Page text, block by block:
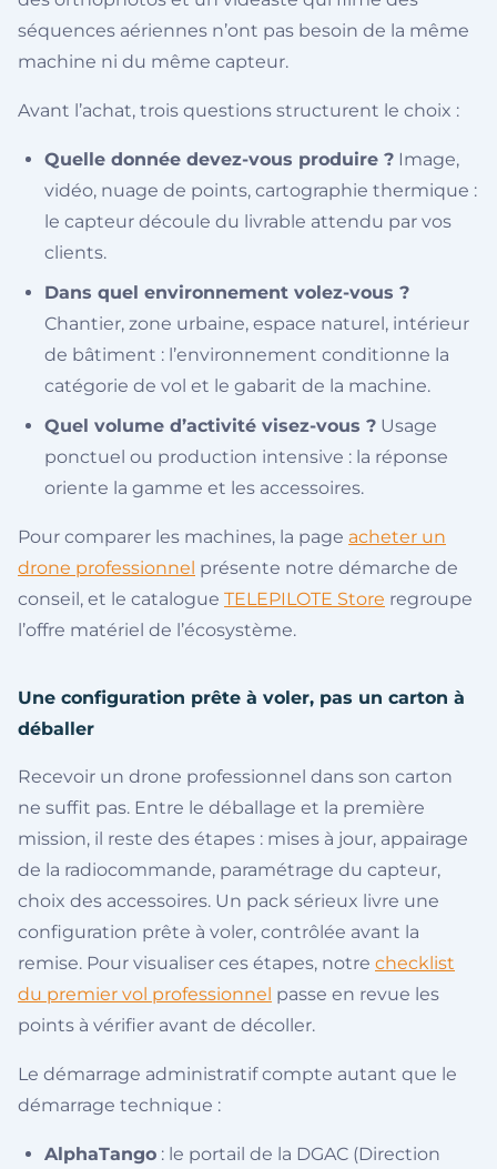
séquences aériennes n’ont pas besoin de la même
machine ni du même capteur.
Avant l’achat, trois questions structurent le choix :
Quelle donnée devez-vous produire ? Image,
vidéo, nuage de points, cartographie thermique :
le capteur découle du livrable attendu par vos
clients.
Dans quel environnement volez-vous ?
Chantier, zone urbaine, espace naturel, intérieur
de bâtiment : l’environnement conditionne la
catégorie de vol et le gabarit de la machine.
Quel volume d’activité visez-vous ? Usage
ponctuel ou production intensive : la réponse
oriente la gamme et les accessoires.
Pour comparer les machines, la page acheter un
drone professionnel présente notre démarche de
conseil, et le catalogue TELEPILOTE Store regroupe
l’offre matériel de l’écosystème.
Une configuration prête à voler, pas un carton à
déballer
Recevoir un drone professionnel dans son carton
ne suffit pas. Entre le déballage et la première
mission, il reste des étapes : mises à jour, appairage
de la radiocommande, paramétrage du capteur,
choix des accessoires. Un pack sérieux livre une
configuration prête à voler, contrôlée avant la
remise. Pour visualiser ces étapes, notre checklist
du premier vol professionnel passe en revue les
points à vérifier avant de décoller.
Le démarrage administratif compte autant que le
démarrage technique :
AlphaTango : le portail de la DGAC (Direction